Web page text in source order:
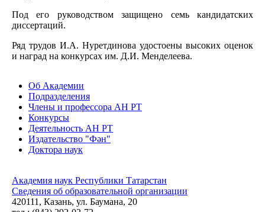
Под его руководством защищено семь кандидатских
диссертаций.
Ряд трудов И.А. Нуретдинова удостоены высоких оценок
и наград на конкурсах им. Д.И. Менделеева.
Об Академии
Подразделения
Члены и профессора АН РТ
Конкурсы
Деятельность АН РТ
Издательство "Фән"
Доктора наук
Академия наук Республики Татарстан
Сведения об образовательной организации
420111, Казань, ул. Баумана, 20